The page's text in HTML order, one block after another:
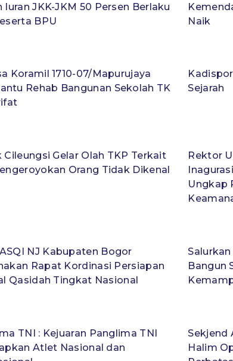
Iuran JKK-JKM 50 Persen Berlaku
BPU
Naik
Koramil 1710-07/Mapurujaya
Rehab Bangunan Sekolah TK
Sejarah
Cileungsi Gelar Olah TKP Terkait
Orang Tidak Dikenal
Rektor
Ungkap
NJ Kabupaten Bogor
Rapat Kordinasi Persiapan
Qasidah Tingkat Nasional
Salurkan
Bangun
TNI : Kejuaran Panglima TNI
Atlet Nasional dan
Sekjend
Halim